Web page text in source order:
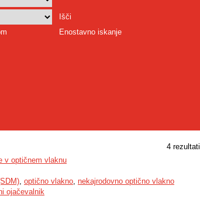
Išči
Enostavno iskanje
4 rezultati
v optičnem vlaknu
, optično vlakno, nekajrodovno optično vlakno
ojačevalnik